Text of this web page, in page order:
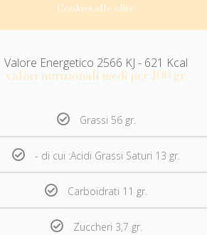
Cookies alle olive
Valore Energetico 2566 KJ - 621 Kcal
valori nurizionali medi per 100 gr.
Grassi 56 gr.
- di cui :Acidi Grassi Saturi 13 gr.
Carboidrati 11 gr.
Zuccheri 3,7 gr.